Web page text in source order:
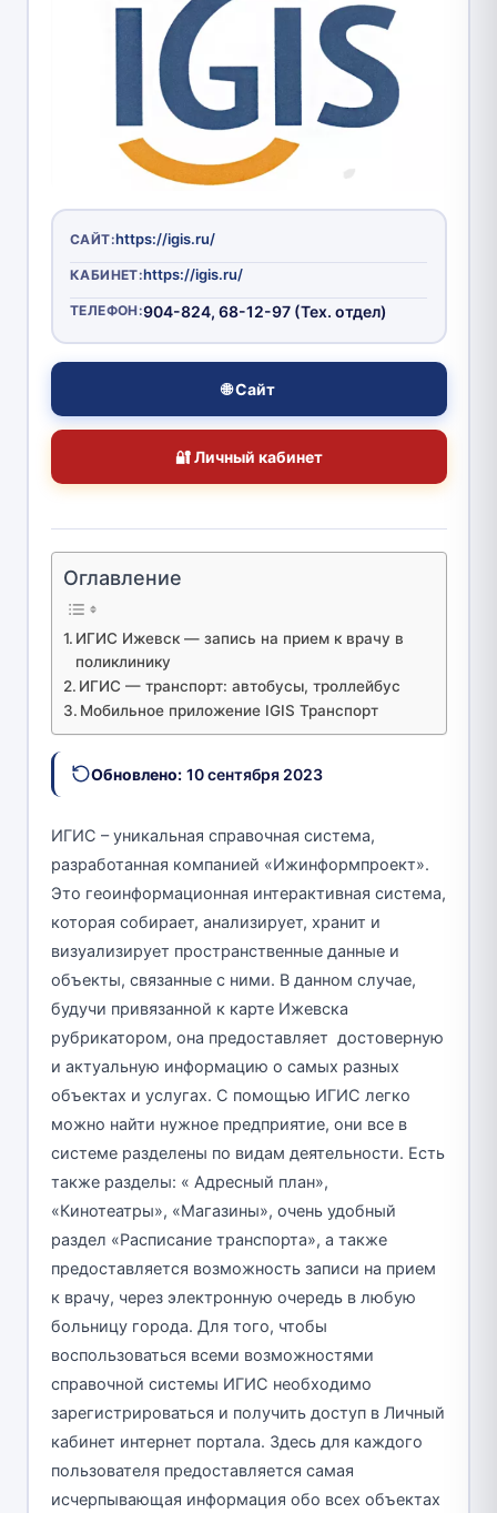
САЙТ:https://igis.ru/
КАБИНЕТ:https://igis.ru/
ТЕЛЕФОН:904-824, 68-12-97 (Тех. отдел)
🌐 Сайт
🔐 Личный кабинет
Оглавление
ИГИС Ижевск — запись на прием к врачу в
поликлинику
ИГИС — транспорт: автобусы, троллейбус
Мобильное приложение IGIS Транспорт
Обновлено: 10 сентября 2023
ИГИС – уникальная справочная система,
разработанная компанией «Ижинформпроект».
Это геоинформационная интерактивная система,
которая собирает, анализирует, хранит и
визуализирует пространственные данные и
объекты, связанные с ними. В данном случае,
будучи привязанной к карте Ижевска
рубрикатором, она предоставляет достоверную
и актуальную информацию о самых разных
объектах и услугах. С помощью ИГИС легко
можно найти нужное предприятие, они все в
системе разделены по видам деятельности. Есть
также разделы: « Адресный план»,
«Кинотеатры», «Магазины», очень удобный
раздел «Расписание транспорта», а также
предоставляется возможность записи на прием
к врачу, через электронную очередь в любую
больницу города. Для того, чтобы
воспользоваться всеми возможностями
справочной системы ИГИС необходимо
зарегистрироваться и получить доступ в Личный
кабинет интернет портала. Здесь для каждого
пользователя предоставляется самая
исчерпывающая информация обо всех объектах